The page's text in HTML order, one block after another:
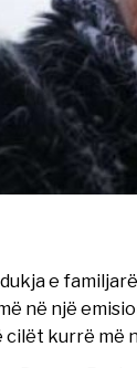
e
në një
cilët kurrë më